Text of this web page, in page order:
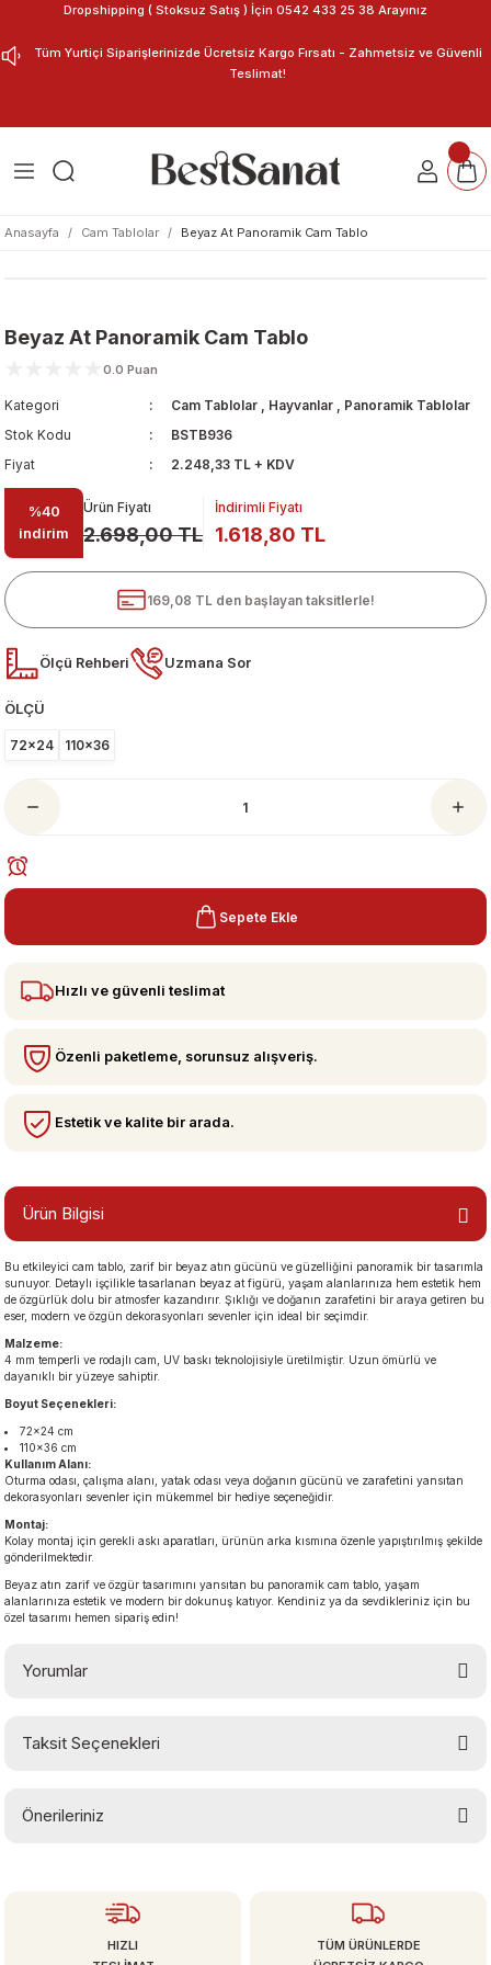
Dropshipping ( Stoksuz Satış ) İçin 0542 433 25 38 Arayınız
Tüm Yurtiçi Siparişlerinizde Ücretsiz Kargo Fırsatı - Zahmetsiz ve Güvenli
Teslimat!
Manzaraları
Anasayfa Cam Tablolar Beyaz At Panoramik Cam Tablo
Beyaz At Panoramik Cam Tablo
0.0 Puan
Kategori Cam Tablolar , Hayvanlar , Panoramik Tablolar
Stok Kodu
BSTB936
Fiyat
2.248,33 TL + KDV
%40
indirim
Ürün Fiyatı
2.698,00 TL
İndirimli Fiyatı
1.618,80 TL
169,08 TL den başlayan taksitlerle!
Ölçü Rehberi Uzmana Sor
ÖLÇÜ
72x24 110x36
Sepete Ekle
Hızlı ve güvenli teslimat
Özenli paketleme, sorunsuz alışveriş.
Estetik ve kalite bir arada.
Ürün Bilgisi
Bu etkileyici cam tablo, zarif bir beyaz atın gücünü ve güzelliğini panoramik bir tasarımla
sunuyor. Detaylı işçilikle tasarlanan beyaz at figürü, yaşam alanlarınıza hem estetik hem
de özgürlük dolu bir atmosfer kazandırır. Şıklığı ve doğanın zarafetini bir araya getiren bu
eser, modern ve özgün dekorasyonları sevenler için ideal bir seçimdir.
Malzeme:
4 mm temperli ve rodajlı cam, UV baskı teknolojisiyle üretilmiştir. Uzun ömürlü ve
dayanıklı bir yüzeye sahiptir.
Boyut Seçenekleri:
72×24 cm
110×36 cm
Kullanım Alanı:
Oturma odası, çalışma alanı, yatak odası veya doğanın gücünü ve zarafetini yansıtan
dekorasyonları sevenler için mükemmel bir hediye seçeneğidir.
Montaj:
Kolay montaj için gerekli askı aparatları, ürünün arka kısmına özenle yapıştırılmış şekilde
gönderilmektedir.
Beyaz atın zarif ve özgür tasarımını yansıtan bu panoramik cam tablo, yaşam
alanlarınıza estetik ve modern bir dokunuş katıyor. Kendiniz ya da sevdikleriniz için bu
özel tasarımı hemen sipariş edin!
Yorumlar
Taksit Seçenekleri
Önerileriniz
HIZLI
TÜM ÜRÜNLERDE